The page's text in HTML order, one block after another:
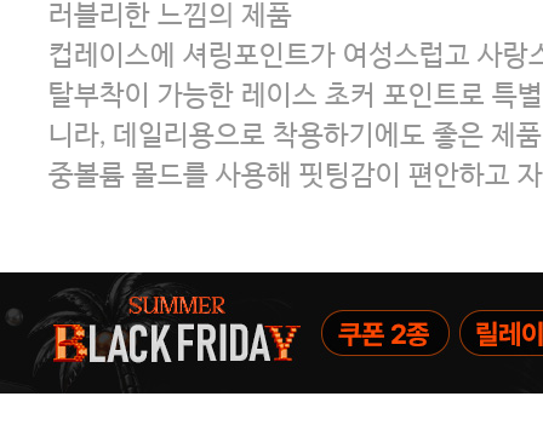
러블리한 느낌의 제품
컵레이스에 셔링포인트가 여성스럽고 사랑
탈부착이 가능한 레이스 초커 포인트로 특
니라, 데일리용으로 착용하기에도 좋은 제품
중볼륨 몰드를 사용해 핏팅감이 편안하고